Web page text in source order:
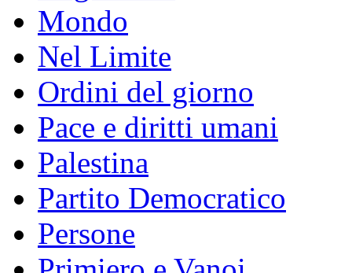
Mondo
Nel Limite
Ordini del giorno
Pace e diritti umani
Palestina
Partito Democratico
Persone